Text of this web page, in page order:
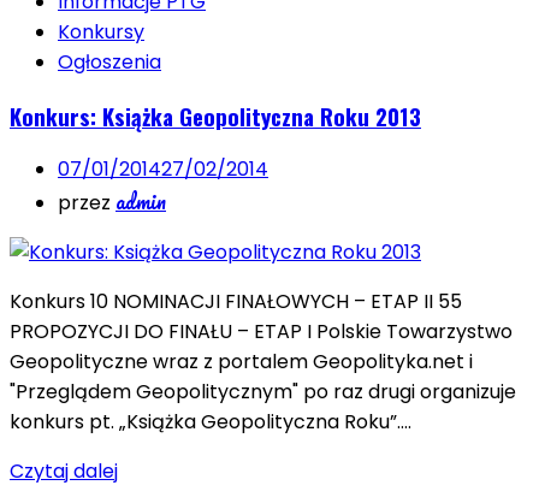
Konkursy
Ogłoszenia
Konkurs: Książka Geopolityczna Roku 2013
07/01/201427/02/2014
przez admin
Konkurs 10 NOMINACJI FINAŁOWYCH – ETAP II 55
PROPOZYCJI DO FINAŁU – ETAP I Polskie Towarzystwo
Geopolityczne wraz z portalem Geopolityka.net i
"Przeglądem Geopolitycznym" po raz drugi organizuje
konkurs pt. „Książka Geopolityczna Roku”….
Czytaj dalej